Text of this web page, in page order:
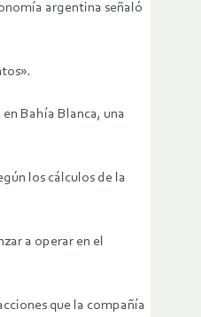
argentina señaló
Bahía Blanca, una
los cálculos de la
a operar en el
que la compañía